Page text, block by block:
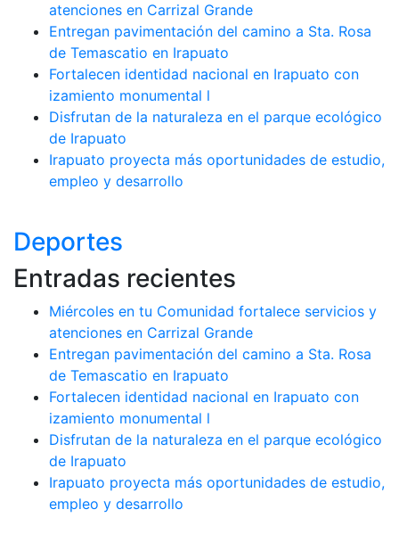
atenciones en Carrizal Grande
Entregan pavimentación del camino a Sta. Rosa
de Temascatio en Irapuato
Fortalecen identidad nacional en Irapuato con
izamiento monumental l
Disfrutan de la naturaleza en el parque ecológico
de Irapuato
Irapuato proyecta más oportunidades de estudio,
empleo y desarrollo
Deportes
Entradas recientes
Miércoles en tu Comunidad fortalece servicios y
atenciones en Carrizal Grande
Entregan pavimentación del camino a Sta. Rosa
de Temascatio en Irapuato
Fortalecen identidad nacional en Irapuato con
izamiento monumental l
Disfrutan de la naturaleza en el parque ecológico
de Irapuato
Irapuato proyecta más oportunidades de estudio,
empleo y desarrollo